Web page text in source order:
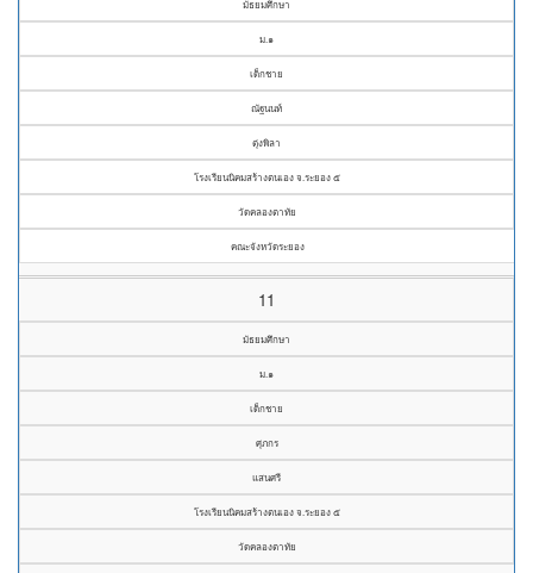
มัธยมศึกษา
ม.๑
เด็กชาย
ณัฐนนท์
ตุ่งพิลา
โรงเรียนนิคมสร้างตนเอง จ.ระยอง ๕
วัดคลองตาทัย
คณะจังหวัดระยอง
11
มัธยมศึกษา
ม.๑
เด็กชาย
ศุภกร
แสนศรี
โรงเรียนนิคมสร้างตนเอง จ.ระยอง ๕
วัดคลองตาทัย